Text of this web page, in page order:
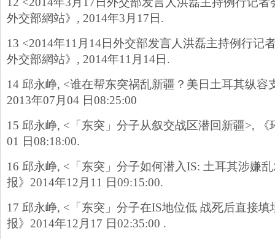
外交部網站》, 2014年3月17日.
13 <2014年11月14日外交部发言人洪磊主持例行记
外交部網站》, 2014年11月14日.
14 邱永峥, <谁在帮东突祸乱新疆？美日土耳其纵容
2013年07月04 日08:25:00
15 邱永峥, <「东突」分子从叙交战区潜回新疆>, 《
01 日08:18:00.
16 邱永峥, <「东突」分子如何潜入IS: 土耳其涉嫌
报》2014年12月11 日09:15:00.
17 邱永峥, <「东突」分子在IS地位低 战死后直接
报》2014年12月17 日02:35:00 .